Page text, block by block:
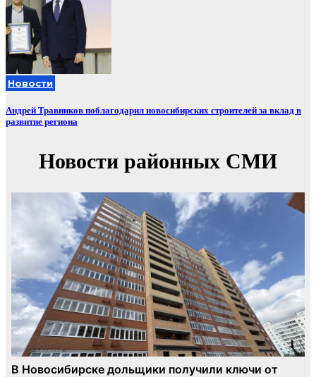
Новости
Андрей Травников поблагодарил новосибирских строителей за вклад в
развитие региона